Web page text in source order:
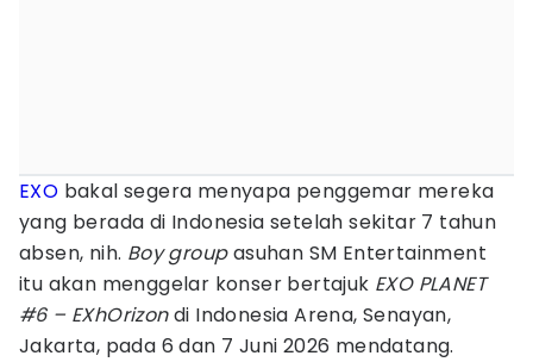
EXO bakal segera menyapa penggemar mereka
yang berada di Indonesia setelah sekitar 7 tahun
absen, nih. Boy groupasuhan SM Entertainment
itu akan menggelar konser bertajuk EXO PLANET
#6 – EXhOrizondi Indonesia Arena, Senayan,
Jakarta, pada 6 dan 7 Juni 2026 mendatang.